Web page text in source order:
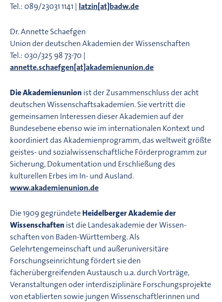
Tel.: 089/23031 1141 | latzin[at]badw.de
Dr. Annette Schaefgen
Union der deutschen Akademien der Wissenschaften
Tel.: 030/325 98 73-70 |
annette.schaefgen[at]akademienunion.de
Die Akademienunionist der Zusammenschluss der acht
deutschen Wissenschaftsakademien. Sie vertritt die
gemeinsamen Interessen dieser Akademien auf der
Bundesebene ebenso wie im internationalen Kontext und
koordiniert das Akademienprogramm, das weltweit größte
geistes- und sozialwissenschaftliche Förderprogramm zur
Sicherung, Dokumentation und Erschließung des
kulturellen Erbes im In- und Ausland.
www.akademienunion.de
Die 1909 gegründeteHeidelberger Akademie der
Wissenschaftenist die Landesakademie der Wissen­
schaften von Baden-Württemberg. Als
Gelehrtengemeinschaft und außeruniversitäre
Forschungseinrichtung fördert sie den
fächerübergreifenden Austausch u.a. durch Vorträge,
Veranstaltungen oder interdisziplinäre Forschungsprojekte
von etablierten sowie jungen Wissenschaftlerinnen und